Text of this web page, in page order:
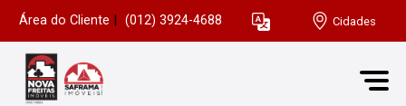
Área do Cliente (012) 3924-4688 Cidades